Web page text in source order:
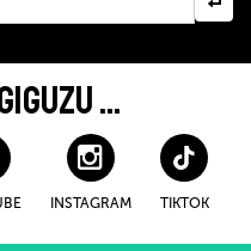
...
INSTAGRAM TIKTOK